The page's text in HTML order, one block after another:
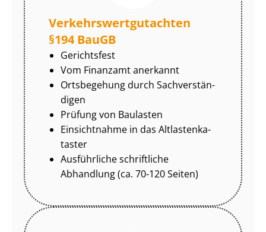
Ver­kehrs­wert­gut­ach­ten
§194 BauGB
Gerichtsfest
Vom Finanzamt anerkannt
Ortsbegehung durch Sach­ver­stän­
di­gen
Prüfung von Baulasten
Einsichtnahme in das Alt­las­ten­ka­
tas­ter
Ausführliche schriftliche
Abhandlung (ca. 70-120 Seiten)